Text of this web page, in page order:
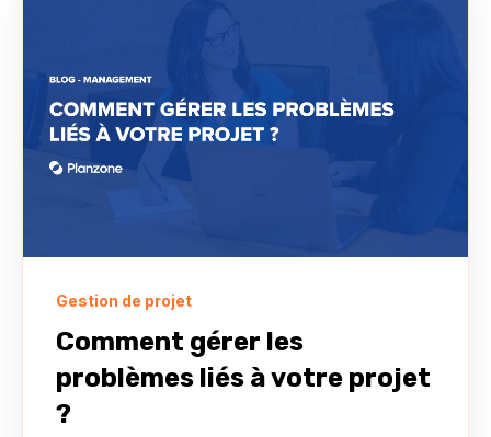
Gestion de projet
Comment gérer les
problèmes liés à votre projet
?